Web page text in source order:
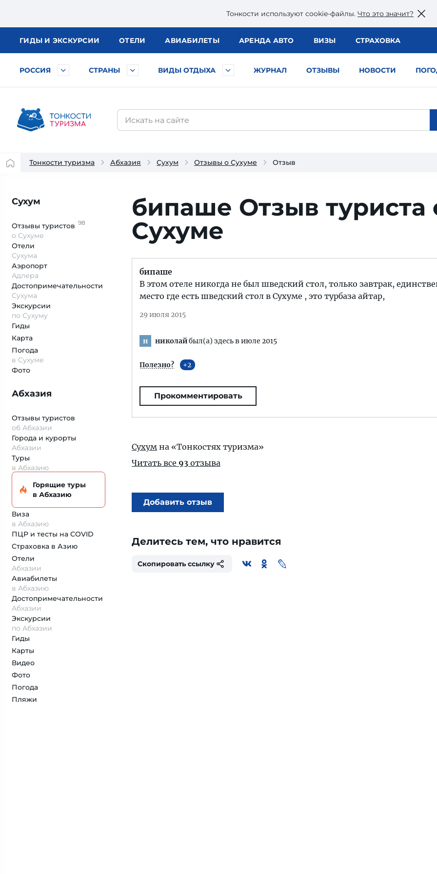
Тонкости используют сookie-файлы. Что это значит?
ГИДЫ И ЭКСКУРСИИ ОТЕЛИ АВИАБИЛЕТЫ АРЕНДА АВТО ВИЗЫ СТРАХОВКА
РОССИЯ СТРАНЫ ВИДЫ ОТДЫХА ЖУРНАЛ ОТЗЫВЫ НОВОСТИ
Тонкости туризма Абхазия Сухум Отзывы о Сухуме Отзыв
Сухум
Отзывы туристов 98
о Сухуме
Отели
Сухума
Аэропорт
Адлера
Достопримеча­тельности
Сухума
Экскурсии
по Сухуму
Гиды
Карта
Погода
в Сухуме
Фото
Абхазия
Отзывы туристов
об Абхазии
Города и курорты
Абхазии
Туры
в Абхазию
Горящие туры
в Абхазию
Виза
в Абхазию
ПЦР и тесты на COVID
Страховка в Азию
Отели
Абхазии
Авиабилеты
в Абхазию
Достопримеча­тельности
Абхазии
Экскурсии
по Абхазии
Гиды
Карты
Видео
Фото
Погода
Пляжи
бипаше Отзыв туриста
Сухуме
бипаше
В этом отеле никогда не был шведский стол, только завтрак,
место где есть шведский стол в Сухуме , это турбаза айтар,
29 июля 2015
н николайбыл(а) здесь в июле 2015
Полезно? 2
Прокомментировать
Сухум на «Тонкостях туризма»
Читать все 93 отзыва
Добавить отзыв
Делитесь тем, что нравится
Скопировать ссылку